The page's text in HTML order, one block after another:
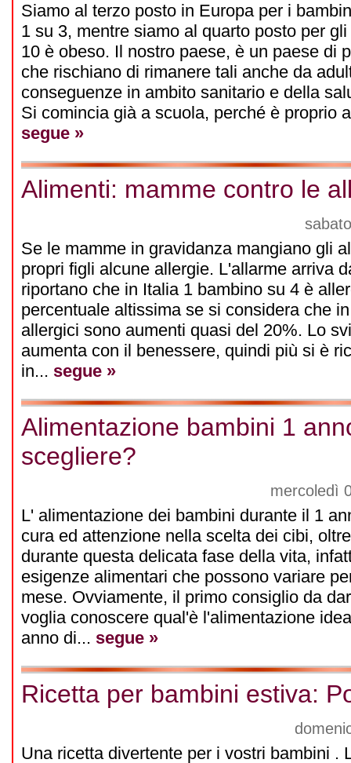
Siamo al terzo posto in Europa per i
1 su 3, mentre siamo al quarto posto per
10 è obeso. Il nostro paese, è un paese di
che rischiano di rimanere tali anche da
conseguenze in ambito sanitario e della
Si comincia già a scuola, perché è proprio
segue »
Alimenti: mamme contro le
Se le mamme in gravidanza mangiano gli
propri figli alcune allergie. L'allarme arriva
riportano che in Italia 1 bambino su 4 è
percentuale altissima se si considera che
allergici sono aumenti quasi del 20%. Lo
aumenta con il benessere, quindi più si è
in... segue »
Alimentazione bambini 1
scegliere?
mercoledì
L' alimentazione dei bambini durante il 1
cura ed attenzione nella scelta dei cibi,
durante questa delicata fase della vita,
esigenze alimentari che possono variare
mese. Ovviamente, il primo consiglio da
voglia conoscere qual'è l'alimentazione
anno di... segue »
Ricetta per bambini estiva:
Una ricetta divertente per i vostri bambini .